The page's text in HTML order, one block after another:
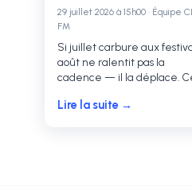
29 juillet 2026 à 15h00 · Équipe
FM
Si juillet carbure aux
août ne ralentit pas la
cadence — il la déplace.
l'action se concentre sur l'île
Lire la suite →